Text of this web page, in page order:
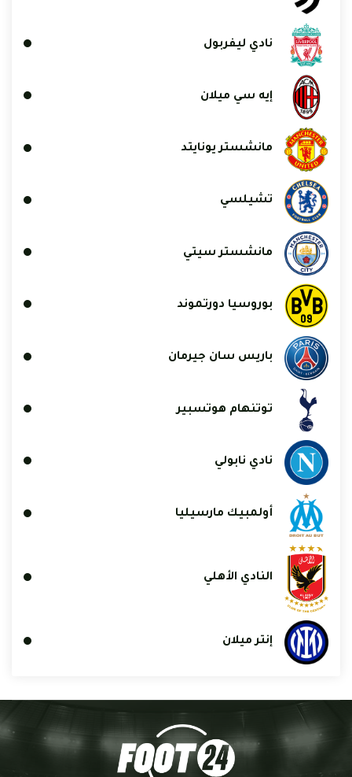
نادي ليفربول
إيه سي ميلان
مانشستر يونايتد
تشيلسي
مانشستر سيتي
بوروسيا دورتموند
باريس سان جيرمان
توتنهام هوتسبير
نادي نابولي
أولمبيك مارسيليا
النادي الأهلي
إنتر ميلان